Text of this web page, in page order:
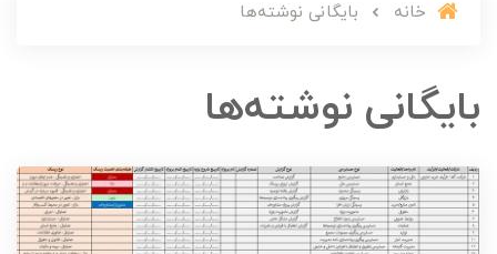
خانه بایگانی نوشته‌ها
بایگانی نوشته‌ها